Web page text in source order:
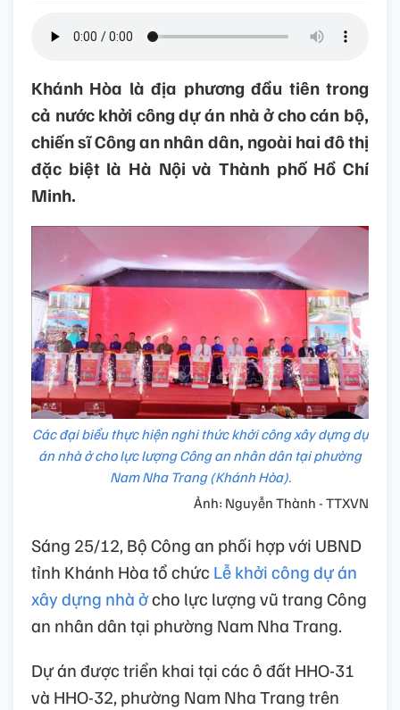
Khánh Hòa là địa phương đầu tiên trong
cả nước khởi công dự án nhà ở cho cán bộ,
chiến sĩ Công an nhân dân, ngoài hai đô thị
đặc biệt là Hà Nội và Thành phố Hồ Chí
Minh.
Các đại biểu thực hiện nghi thức khởi công xây dựng dự
án nhà ở cho lực lượng Công an nhân dân tại phường
Nam Nha Trang (Khánh Hòa).
Ảnh: Nguyễn Thành - TTXVN
Sáng 25/12, Bộ Công an phối hợp với UBND
tỉnh Khánh Hòa tổ chức Lễ khởi công dự án
xây dựng nhà ởcho lực lượng vũ trang Công
an nhân dân tại phường Nam Nha Trang.
Dự án được triển khai tại các ô đất HHO-31
và HHO-32, phường Nam Nha Trang trên